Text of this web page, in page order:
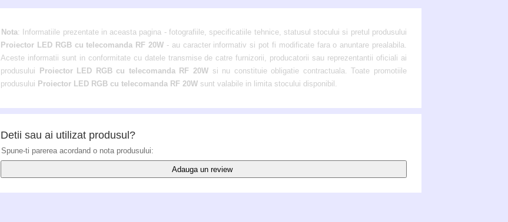
Nota: Informatiile prezentate in aceasta pagina - fotografiile, specificatiile tehnice, statusul stocului si pretul produsului
Proiector LED RGB cu telecomanda RF 20W - au caracter informativ si pot fi modificate fara o anuntare prealabila.
Aceste informatii sunt in conformitate cu datele transmise de catre furnizorii, producatorii sau reprezentantii oficiali ai
produsului
Proiector LED RGB cu telecomanda RF 20W si nu constituie obligatie contractuala. Toate promotiile
produsului Proiector LED RGB cu telecomanda RF 20W sunt valabile in limita stocului disponibil.
Detii sau ai utilizat produsul?
Spune-ti parerea acordand o nota produsului:
Adauga un review